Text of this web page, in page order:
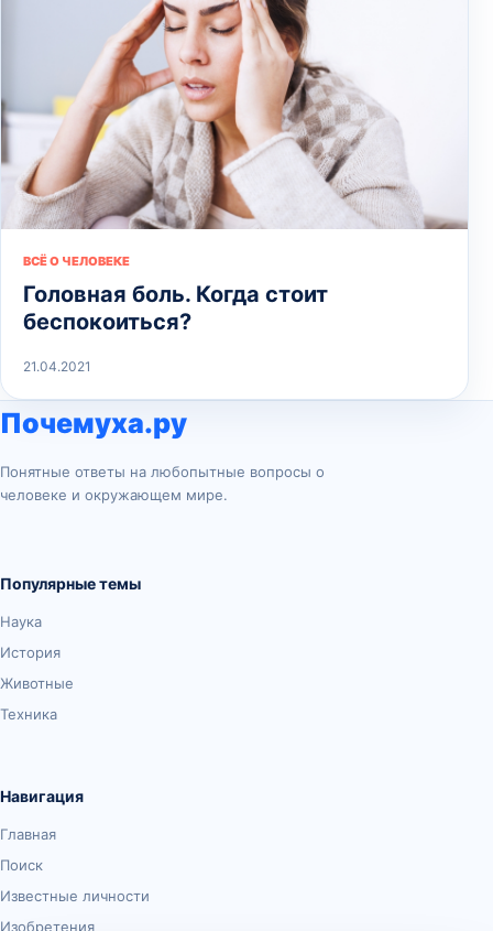
ВСЁ О ЧЕЛОВЕКЕ
Головная боль. Когда стоит
беспокоиться?
21.04.2021
Почемуха.ру
Понятные ответы на любопытные вопросы о
человеке и окружающем мире.
Популярные темы
Наука
История
Животные
Техника
Навигация
Главная
Поиск
Известные личности
Изобретения